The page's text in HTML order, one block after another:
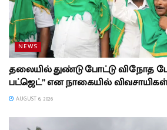
NEWS
தலையில் துண்டு போட்டு விநோத
பட்ஜெட்” என நாகையில்
AUGUST 6, 2026